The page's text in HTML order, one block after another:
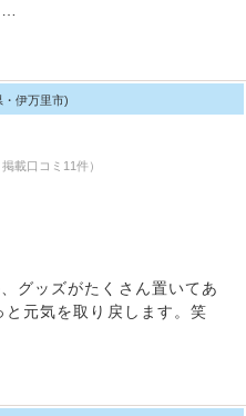
・伊万里市)
載口コミ11件）
グッズがたくさん置いてあ
元気を取り戻します。笑